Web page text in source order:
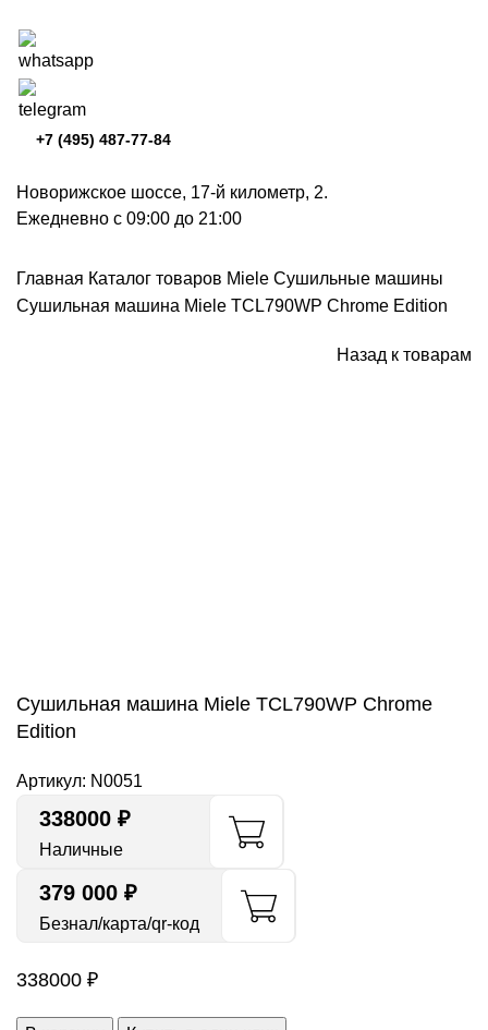
+7 (495) 487-77-84
Новорижское шоссе, 17-й километр, 2.
Ежедневно с 09:00 до 21:00
Главная Каталог товаров Miele Сушильные машины
Сушильная машина Miele TCL790WP Chrome Edition
Назад к товарам
Сушильная машина Miele TCL790WP Chrome
Edition
Артикул: N0051
338000 ₽
Наличные
379 000 ₽
Безнал/карта/qr-код
338000 ₽